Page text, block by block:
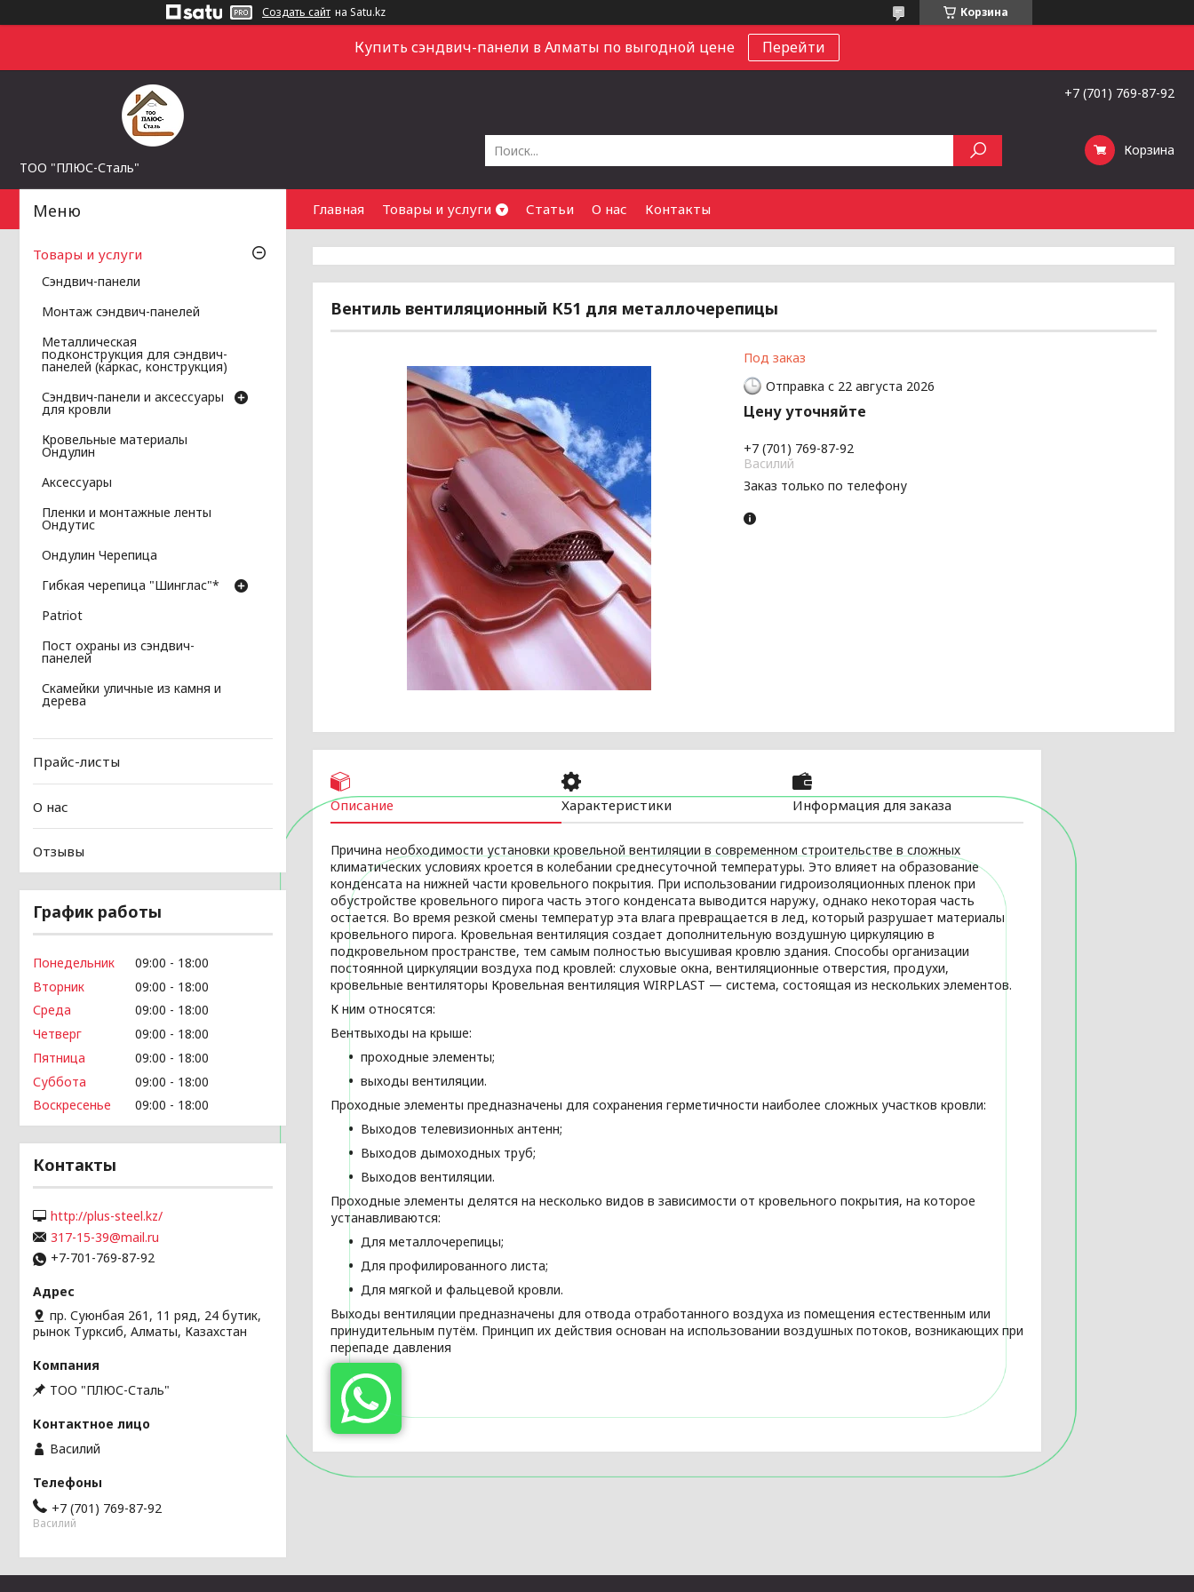
Создать сайт на Satu.kz Корзина
Купить сэндвич-панели в Алматы по выгодной цене Перейти
ТОО "ПЛЮС-Сталь"
+7 (701) 769-87-92
Корзина
Главная Товары и услуги Статьи О нас Контакты
Вентиль вентиляционный К51 для металлочерепицы
Под заказ
Отправка с 22 августа 2026
Цену уточняйте
+7 (701) 769-87-92
Василий
Заказ только по телефону
Описание Характеристики Информация для заказа
Причина необходимости установки кровельной вентиляции в современном строительстве в сложных
климатических условиях кроется в колебании среднесуточной температуры. Это влияет на образование
конденсата на нижней части кровельного покрытия. При использовании гидроизоляционных пленок при
обустройстве кровельного пирога часть этого конденсата выводится наружу, однако некоторая часть
остается. Во время резкой смены температур эта влага превращается в лед, который разрушает материалы
кровельного пирога. Кровельная вентиляция создает дополнительную воздушную циркуляцию в
подкровельном пространстве, тем самым полностью высушивая кровлю здания. Способы организации
постоянной циркуляции воздуха под кровлей: слуховые окна, вентиляционные отверстия, продухи,
кровельные вентиляторы Кровельная вентиляция WIRPLAST — система, состоящая из нескольких элементов.
К ним относятся:
Вентвыходы на крыше:
проходные элементы;
выходы вентиляции.
Проходные элементы предназначены для сохранения герметичности наиболее сложных участков кровли:
Выходов телевизионных антенн;
Выходов дымоходных труб;
Выходов вентиляции.
Проходные элементы делятся на несколько видов в зависимости от кровельного покрытия, на которое
устанавливаются:
Для металлочерепицы;
Для профилированного листа;
Для мягкой и фальцевой кровли.
Выходы вентиляции предназначены для отвода отработанного воздуха из помещения естественным или
принудительным путём. Принцип их действия основан на использовании воздушных потоков, возникающих при
перепаде давления
Товары и услуги
Сэндвич-панели
Монтаж сэндвич-панелей
Металлическая
подконструкция для сэндвич-
панелей (каркас, конструкция)
Сэндвич-панели и аксессуары
для кровли
Кровельные материалы
Ондулин
Аксессуары
Пленки и монтажные ленты
Ондутис
Ондулин Черепица
Гибкая черепица "Шинглас"*
Patriot
Пост охраны из сэндвич-
панелей
Скамейки уличные из камня и
дерева
Прайс-листы
О нас
Отзывы
График работы
Понедельник 09:00
18:00
Вторник
09:00
18:00
Среда
09:00
18:00
Четверг
09:00
18:00
Пятница
09:00
18:00
Суббота
09:00
18:00
Воскресенье
09:00 18:00
Контакты
http://plus-steel.kz/
317-15-39@mail.ru
+7-701-769-87-92
пр. Суюнбая 261, 11 ряд, 24 бутик,
рынок Турксиб, Алматы, Казахстан
ТОО "ПЛЮС-Сталь"
Василий
+7 (701) 769-87-92
Василий